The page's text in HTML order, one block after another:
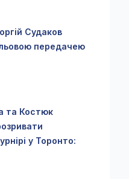
Судаков
передачею
та Костюк
у Торонто: